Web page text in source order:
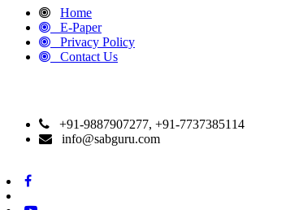
Home
E-Paper
Privacy Policy
Contact Us
+91-9887907277, +91-7737385114
info@sabguru.com